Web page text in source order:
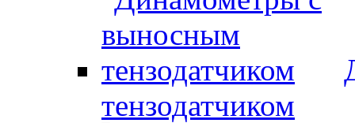
тензодатчиком